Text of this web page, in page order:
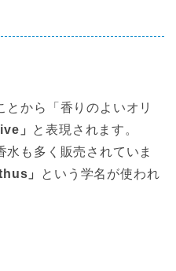
とから「香りのよいオリ
」 と表現されます。
水も多く販売されていま
」
という学名が使われ